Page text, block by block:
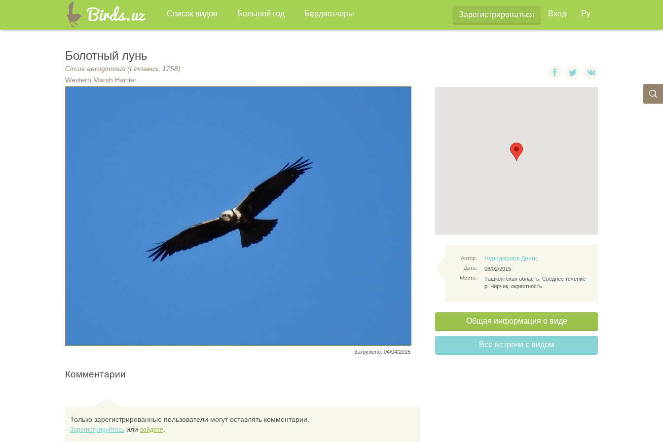
Список видов Большой год Бердвотчеры Зарегистрироваться Вход Ру
Болотный лунь
Circus aeruginosus (Linnaeus, 1758)
Western Marsh Harrier
Загружено: 04/04/2015
Автор:
Дата:
Место:
Нуриджанов Денис
08/02/2015
Ташкентская область, Среднее течение
р. Чирчик, окрестность
Общая информация о виде
Все встречи с видом
Комментарии
Только зарегистрированные пользователи могут оставлять комментарии.
Зарегистрируйтесь или войдите